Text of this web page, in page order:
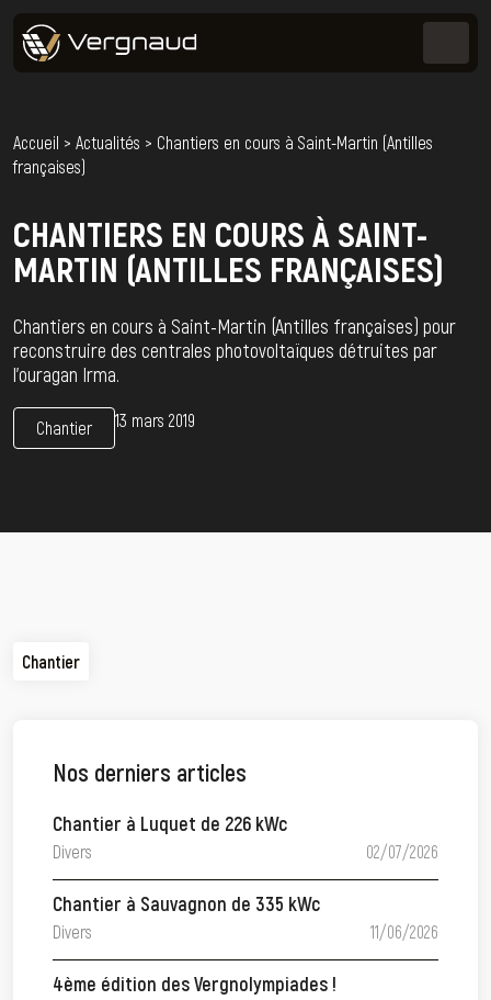
Accueil > Actualités > Chantiers en cours à Saint-Martin (Antilles
françaises)
CHANTIERS EN COURS À SAINT-
MARTIN (ANTILLES FRANÇAISES)
Chantiers en cours à Saint-Martin (Antilles françaises) pour
reconstruire des centrales photovoltaïques détruites par
l’ouragan Irma.
Chantier 13 mars 2019
Chantier
Nos derniers articles
Chantier à Luquet de 226 kWc
Divers 02/07/2026
Chantier à Sauvagnon de 335 kWc
Divers 11/06/2026
4ème édition des Vergnolympiades !